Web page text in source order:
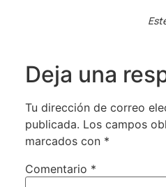
Deja una
Tu dirección de correo
publicada. Los campos
marcados con *
Comentario *